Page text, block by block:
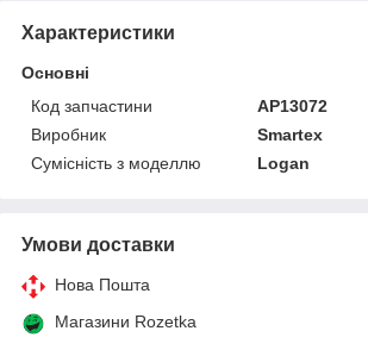
Характеристики
Основні
Код запчастини
AP13072
Виробник
Smartex
Сумісність з моделлю
Logan
Умови доставки
Нова Пошта
Магазини Rozetka